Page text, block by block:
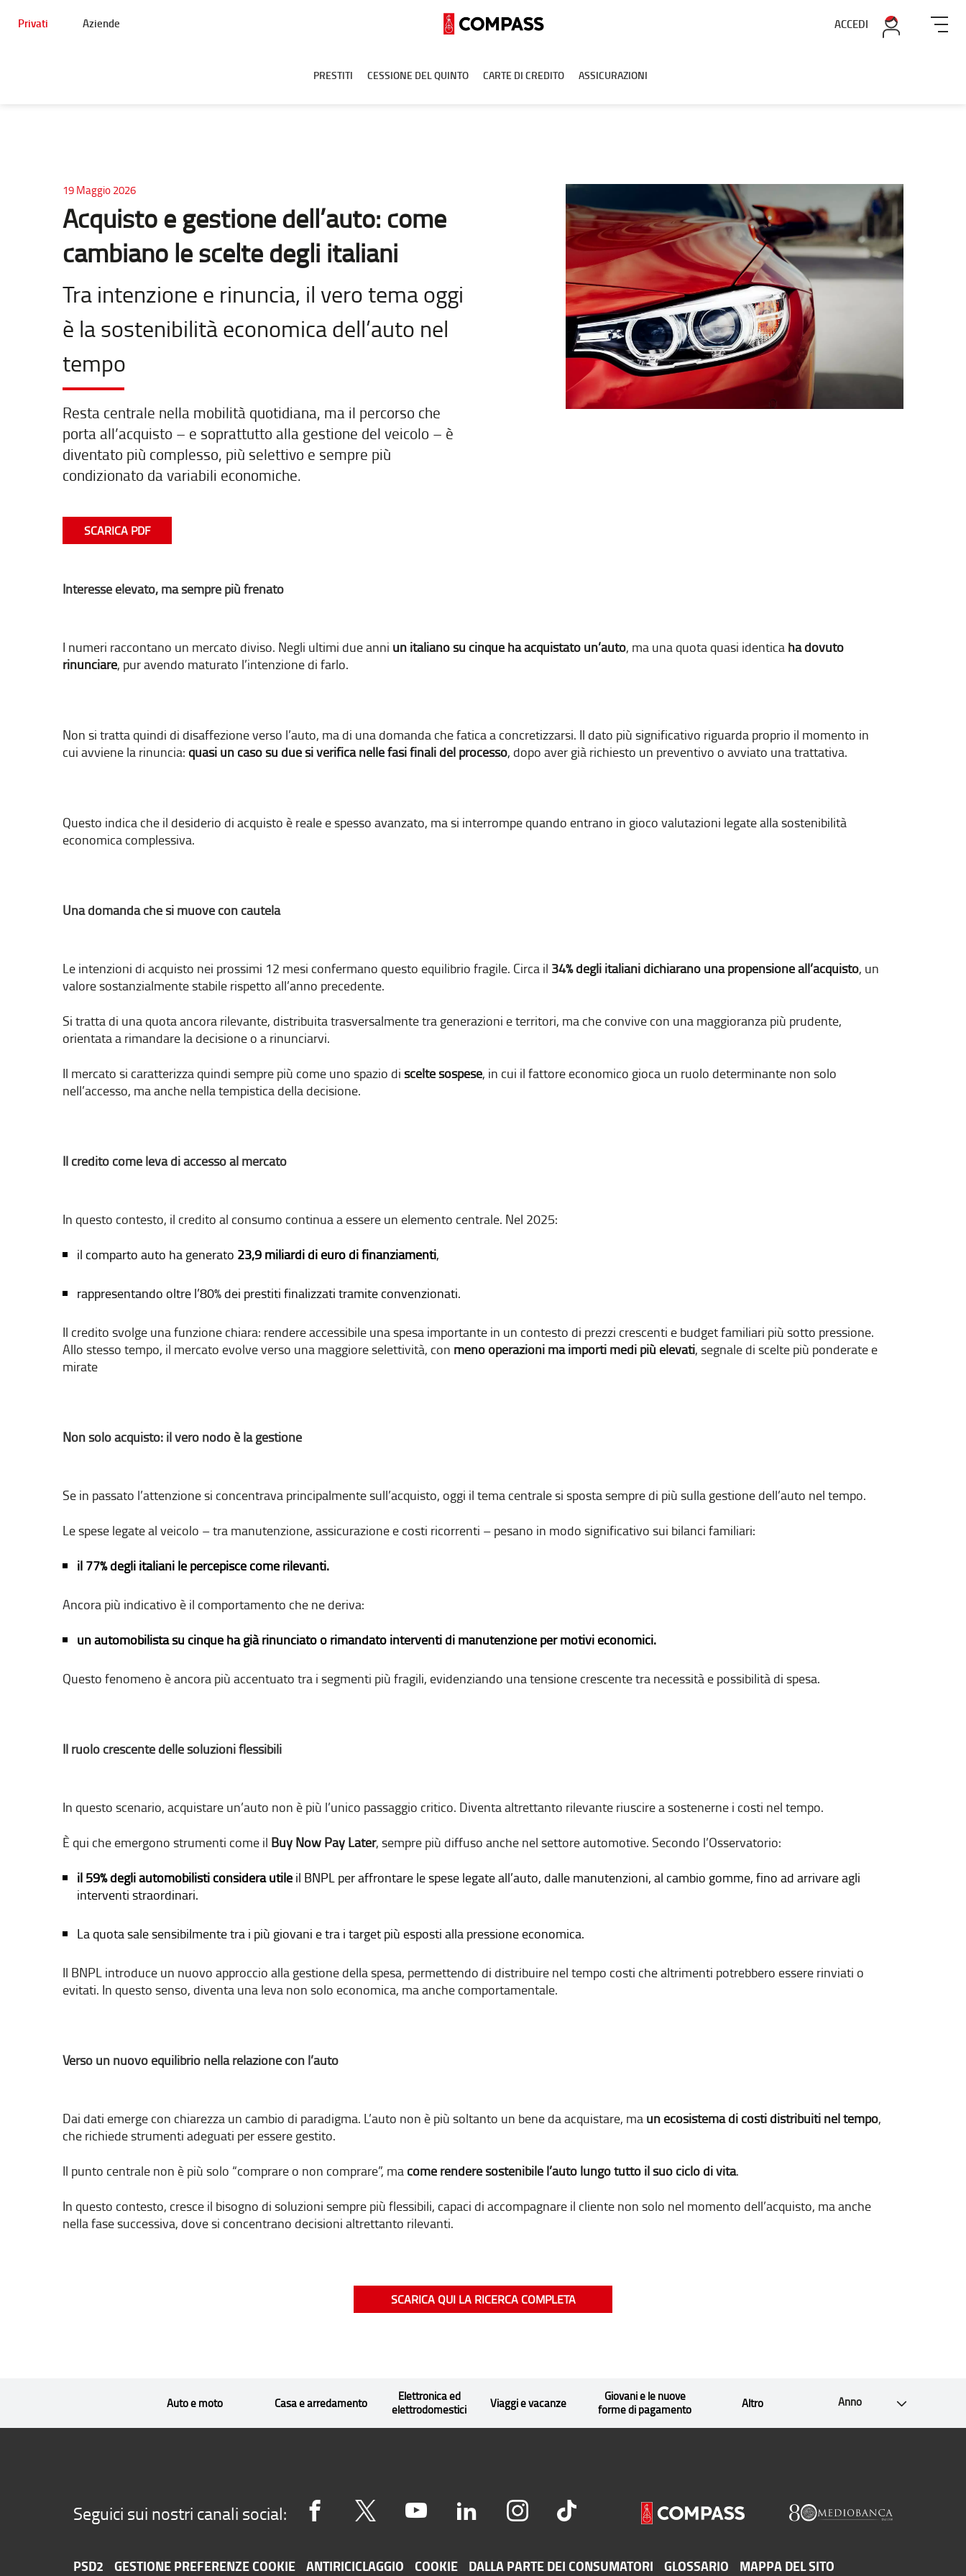
Privati Aziende ACCEDI
PRESTITI CESSIONE DEL QUINTO CARTE DI CREDITO ASSICURAZIONI
Auto e moto Casa e arredamento
Elettronica ed
elettrodomestici
Viaggi e vacanze
Giovani e le nuove
forme di pagamento
Altro Anno
19 Maggio 2026
Acquisto e gestione dell’auto: come
cambiano le scelte degli italiani
Tra intenzione e rinuncia, il vero tema oggi
è la sostenibilità economica dell’auto nel
tempo
Resta centrale nella mobilità quotidiana, ma il percorso che
porta all’acquisto – e soprattutto alla gestione del veicolo – è
diventato più complesso, più selettivo e sempre più
condizionato da variabili economiche.
SCARICA PDF
Interesse elevato, ma sempre più frenato
I numeri raccontano un mercato diviso. Negli ultimi due anni un italiano su cinque ha acquistato un’auto, ma una quota quasi identicaha dovuto
rinunciare, pur avendo maturato l’intenzione di farlo.
Non si tratta quindi di disaffezione verso l’auto, ma di una domanda che fatica a concretizzarsi. Il dato più significativo riguarda proprio il momento in
cui avviene la rinuncia: quasi un caso su due si verifica nelle fasi finali del processo, dopo aver già richiesto un preventivo o avviato una trattativa.
Questo indica che il desiderio di acquisto è reale e spesso avanzato, ma si interrompe quando entrano in gioco valutazioni legate alla sostenibilità
economica complessiva.
Una domanda che si muove con cautela
Le intenzioni di acquisto nei prossimi 12 mesi confermano questo equilibrio fragile. Circa il 34% degli italiani dichiarano una propensione all’acquisto, un
valore sostanzialmente stabile rispetto all’anno precedente.
Si tratta di una quota ancora rilevante, distribuita trasversalmente tra generazioni e territori, ma che convive con una maggioranza più prudente,
orientata a rimandare la decisione o a rinunciarvi.
Il mercato si caratterizza quindi sempre più come uno spazio discelte sospese, in cui il fattore economico gioca un ruolo determinante non solo
nell’accesso, ma anche nella tempistica della decisione.
Il credito come leva di accesso al mercato
In questo contesto, il credito al consumo continua a essere un elemento centrale. Nel 2025:
il comparto auto ha generato 23,9 miliardi di euro di finanziamenti,
rappresentando oltre l’80% dei prestiti finalizzati tramite convenzionati.
Il credito svolge una funzione chiara: rendere accessibile una spesa importante in un contesto di prezzi crescenti e budget familiari più sotto pressione.
Allo stesso tempo, il mercato evolve verso una maggiore selettività, con meno operazioni ma importi medi più elevati, segnale di scelte più ponderate e
mirate
Non solo acquisto: il vero nodo è la gestione
Se in passato l’attenzione si concentrava principalmente sull’acquisto, oggi il tema centrale si sposta sempre di più sulla gestione dell’auto nel tempo.
Le spese legate al veicolo – tra manutenzione, assicurazione e costi ricorrenti – pesano in modo significativo sui bilanci familiari:
il 77% degli italiani le percepisce come rilevanti.
Ancora più indicativo è il comportamento che ne deriva:
un automobilista su cinque ha già rinunciato o rimandato interventi di manutenzione per motivi economici.
Questo fenomeno è ancora più accentuato tra i segmenti più fragili, evidenziando una tensione crescente tra necessità e possibilità di spesa.
Il ruolo crescente delle soluzioni flessibili
In questo scenario, acquistare un’auto non è più l’unico passaggio critico. Diventa altrettanto rilevante riuscire a sostenerne i costi nel tempo.
È qui che emergono strumenti come il Buy Now Pay Later, sempre più diffuso anche nel settore automotive. Secondo l’Osservatorio:
il 59% degli automobilisti considera utileil BNPL per affrontare le spese legate all’auto, dalle manutenzioni, al cambio gomme, fino ad arrivare agli
interventi straordinari.
La quota sale sensibilmente tra i più giovani e tra i target più esposti alla pressione economica.
Il BNPL introduce un nuovo approccio alla gestione della spesa, permettendo di distribuire nel tempo costi che altrimenti potrebbero essere rinviati o
evitati. In questo senso, diventa una leva non solo economica, ma anche comportamentale.
Verso un nuovo equilibrio nella relazione con l’auto
Dai dati emerge con chiarezza un cambio di paradigma. L’auto non è più soltanto un bene da acquistare, maun ecosistema di costi distribuiti nel tempo,
che richiede strumenti adeguati per essere gestito.
Il punto centrale non è più solo “comprare o non comprare”, macome rendere sostenibile l’auto lungo tutto il suo ciclo di vita.
In questo contesto, cresce il bisogno di soluzioni sempre più flessibili, capaci di accompagnare il cliente non solo nel momento dell’acquisto, ma anche
nella fase successiva, dove si concentrano decisioni altrettanto rilevanti.
SCARICA QUI LA RICERCA COMPLETA
Altri numeri
Seguici sui nostri canali social:
PSD2 GESTIONE PREFERENZE COOKIE ANTIRICICLAGGIO COOKIE DALLA PARTE DEI CONSUMATORI GLOSSARIO MAPPA DEL SITO